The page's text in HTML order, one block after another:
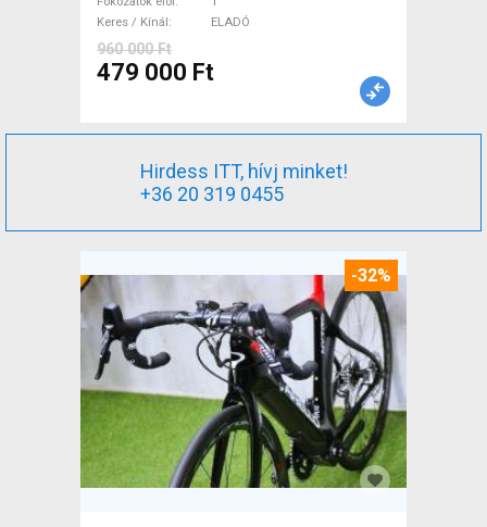
ELADÓ
Keres / Kínál
ELADÓ
960 000 Ft
479 000 Ft
Hirdess ITT, hívj minket!
+36 20 319 0455
-32%